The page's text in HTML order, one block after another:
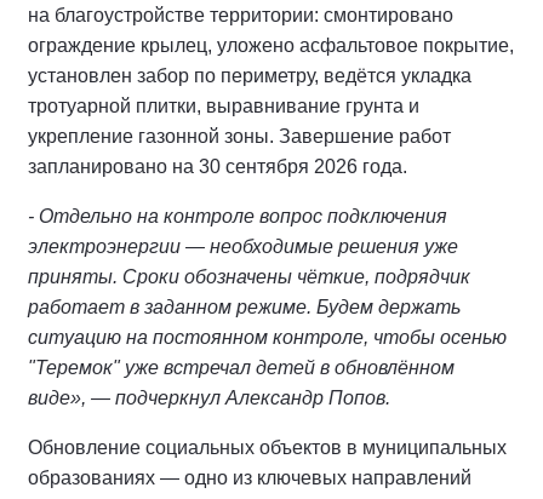
на благоустройстве территории: смонтировано
ограждение крылец, уложено асфальтовое покрытие,
установлен забор по периметру, ведётся укладка
тротуарной плитки, выравнивание грунта и
укрепление газонной зоны. Завершение работ
запланировано на 30 сентября 2026 года.
- Отдельно на контроле вопрос подключения
электроэнергии — необходимые решения уже
приняты. Сроки обозначены чёткие, подрядчик
работает в заданном режиме. Будем держать
ситуацию на постоянном контроле, чтобы осенью
"Теремок" уже встречал детей в обновлённом
виде», — подчеркнул Александр Попов.
Обновление социальных объектов в муниципальных
образованиях — одно из ключевых направлений